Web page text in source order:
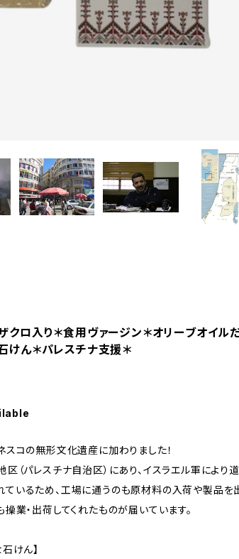
クロ入り＊食用ヴァージン＊オリーブオイル
けん＊パレスチナ支援＊
スコの無形文化遺産に加わりました！
（パレスチナ自治区）にあり、イスラエル軍により
いるため、工場に通うのも原材料の入荷や製品を
業・出荷してくれたものが届いています。
けん】